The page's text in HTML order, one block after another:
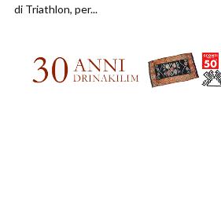
di Triathlon, per...